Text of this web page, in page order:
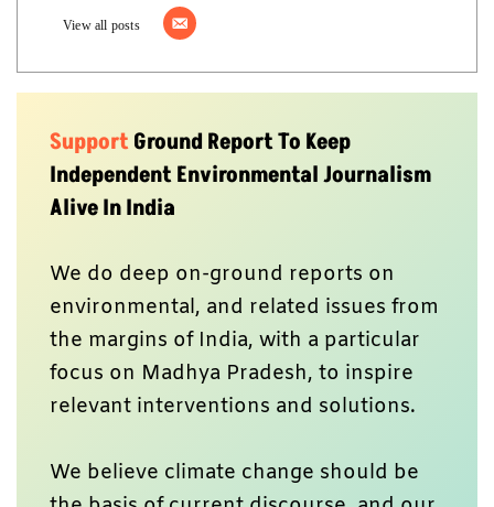
View all posts
SupportGround Report To Keep
Independent Environmental Journalism
Alive In India
We do deep on-ground reports on
environmental, and related issues from
the margins of India, with a particular
focus on Madhya Pradesh, to inspire
relevant interventions and solutions.
We believe climate change should be